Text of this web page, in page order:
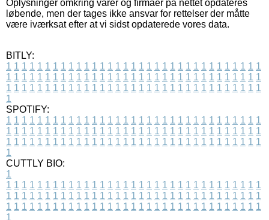
Oplysninger omkring varer og firmaer på nettet opdateres
løbende, men der tages ikke ansvar for rettelser der måtte
være iværksat efter at vi sidst opdaterede vores data.
BITLY:
1 1 1 1 1 1 1 1 1 1 1 1 1 1 1 1 1 1 1 1 1 1 1 1 1 1 1 1 1 1 1 1 1
1 1 1 1 1 1 1 1 1 1 1 1 1 1 1 1 1 1 1 1 1 1 1 1 1 1 1 1 1 1 1 1 1
1 1 1 1 1 1 1 1 1 1 1 1 1 1 1 1 1 1 1 1 1 1 1 1 1 1 1 1 1 1 1 1 1
1
SPOTIFY:
1 1 1 1 1 1 1 1 1 1 1 1 1 1 1 1 1 1 1 1 1 1 1 1 1 1 1 1 1 1 1 1 1
1 1 1 1 1 1 1 1 1 1 1 1 1 1 1 1 1 1 1 1 1 1 1 1 1 1 1 1 1 1 1 1 1
1 1 1 1 1 1 1 1 1 1 1 1 1 1 1 1 1 1 1 1 1 1 1 1 1 1 1 1 1 1 1 1 1
1
CUTTLY BIO:
1
1 1 1 1 1 1 1 1 1 1 1 1 1 1 1 1 1 1 1 1 1 1 1 1 1 1 1 1 1 1 1 1 1
1 1 1 1 1 1 1 1 1 1 1 1 1 1 1 1 1 1 1 1 1 1 1 1 1 1 1 1 1 1 1 1 1
1 1 1 1 1 1 1 1 1 1 1 1 1 1 1 1 1 1 1 1 1 1 1 1 1 1 1 1 1 1 1 1 1
1